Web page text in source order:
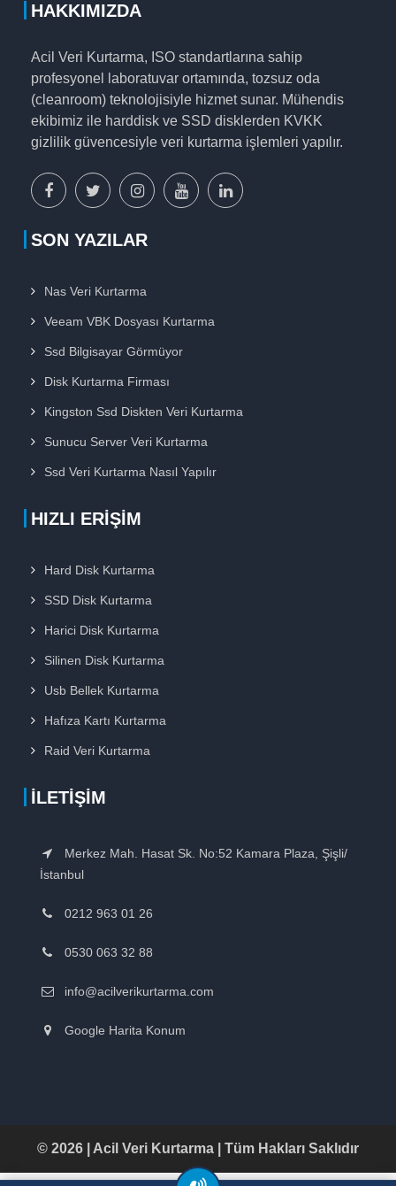
HAKKIMIZDA
Acil Veri Kurtarma, ISO standartlarına sahip
profesyonel laboratuvar ortamında, tozsuz oda
(cleanroom) teknolojisiyle hizmet sunar. Mühendis
ekibimiz ile harddisk ve SSD disklerden KVKK
gizlilik güvencesiyle veri kurtarma işlemleri yapılır.
facebook
sayfamız
x
sayfamız
instagram
sayfamız
youtube
sayfamız
SON YAZILAR
Nas Veri Kurtarma
Veeam VBK Dosyası Kurtarma
Ssd Bilgisayar Görmüyor
Disk Kurtarma Firması
Kingston Ssd Diskten Veri Kurtarma
Sunucu Server Veri Kurtarma
Ssd Veri Kurtarma Nasıl Yapılır
HIZLI ERIŞIM
Hard Disk Kurtarma
SSD Disk Kurtarma
Harici Disk Kurtarma
Silinen Disk Kurtarma
Usb Bellek Kurtarma
Hafıza Kartı Kurtarma
Raid Veri Kurtarma
İLETIŞIM
Merkez Mah. Hasat Sk. No:52 Kamara Plaza, Şişli/
İstanbul
0212 963 01 26
0530 063 32 88
info@acilverikurtarma.com
Google Harita Konum
© 2026 | Acil Veri Kurtarma | Tüm Hakları Saklıdır